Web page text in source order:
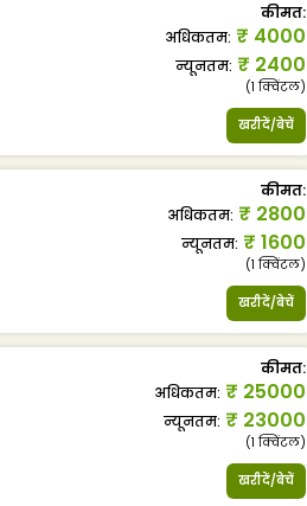
कीमत:
अधिकतम: ₹ 4000
न्यूनतम: ₹ 2400
(1क्विंटल)
खरीदें/बेचें
कीमत:
अधिकतम: ₹ 2800
न्यूनतम: ₹ 1600
(1क्विंटल)
खरीदें/बेचें
कीमत:
अधिकतम: ₹ 25000
न्यूनतम: ₹ 23000
(1क्विंटल)
खरीदें/बेचें